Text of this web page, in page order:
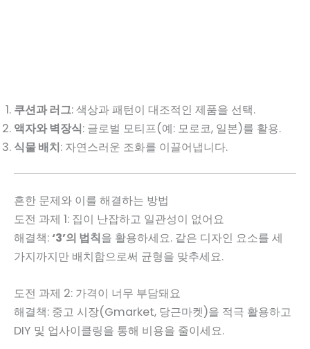
쿠션과 러그: 색상과 패턴이 대조적인 제품을 선택.
액자와 벽장식: 글로벌 모티프(예: 모로코, 일본)를 활용.
식물 배치: 자연스러운 조화를 이끌어냅니다.
흔한 문제와 이를 해결하는 방법
도전 과제 1: 집이 난잡하고 일관성이 없어요
해결책: ‘3’의 법칙을 활용하세요. 같은 디자인 요소를 세
가지까지만 배치함으로써 균형을 맞추세요.
도전 과제 2: 가격이 너무 부담돼요
해결책: 중고 시장(Gmarket, 당근마켓)을 적극 활용하고
DIY 및 업사이클링을 통해 비용을 줄이세요.